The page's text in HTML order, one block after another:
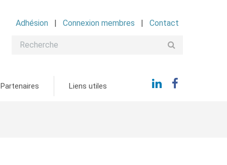
Adhésion Connexion membres Contact
Partenaires Liens utiles